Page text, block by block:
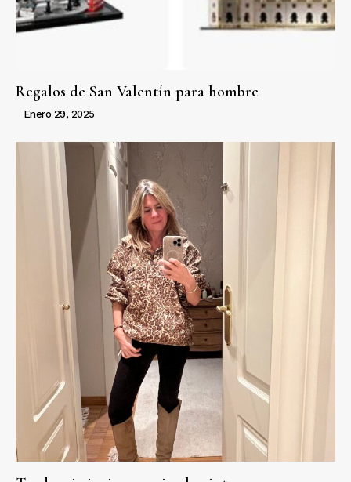
Regalos de San Valentín para hombre
Enero 29, 2025